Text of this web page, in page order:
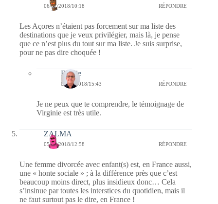
06/07/2018/10:18 RÉPONDRE
Les Açores n’étaient pas forcement sur ma liste des
destinations que je veux privilégier, mais là, je pense
que ce n’est plus du tout sur ma liste. Je suis surprise,
pour ne pas dire choquée !
Bernie
07/07/2018/15:43 RÉPONDRE
Je ne peux que te comprendre, le témoignage de
Virginie est très utile.
ZALMA
05/07/2018/12:58 RÉPONDRE
Une femme divorcée avec enfant(s) est, en France aussi,
une « honte sociale » ; à la différence près que c’est
beaucoup moins direct, plus insidieux donc… Cela
s’insinue par toutes les interstices du quotidien, mais il
ne faut surtout pas le dire, en France !